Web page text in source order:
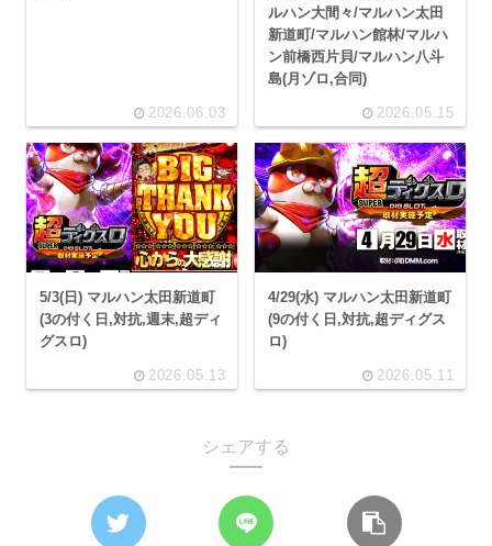
2026.06.03
ルハン大間々/マルハン太田
新道町/マルハン館林/マルハ
ン前橋西片貝/マルハン八斗
島(月ゾロ,合同)
2026.05.15
5/3(日) マルハン太田新道町
(3の付く日,対抗,週末,超ディ
グスロ)
2026.05.13
4/29(水) マルハン太田新道町
(9の付く日,対抗,超ディグス
ロ)
2026.05.11
シェアする